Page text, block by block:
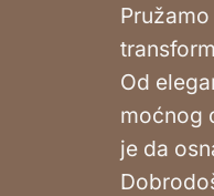
Od
moćnog
je da